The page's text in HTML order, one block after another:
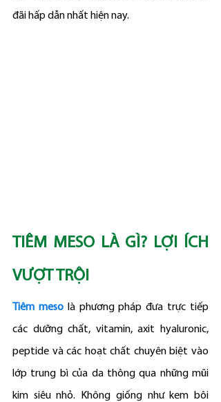
đãi hấp dẫn nhất hiện nay.
TIÊM MESO LÀ GÌ? LỢI ÍCH
VƯỢT TRỘI
Tiêm meso là phương pháp đưa trực tiếp
các dưỡng chất, vitamin, axit hyaluronic,
peptide và các hoạt chất chuyên biệt vào
lớp trung bì của da thông qua những mũi
kim siêu nhỏ. Không giống như kem bôi